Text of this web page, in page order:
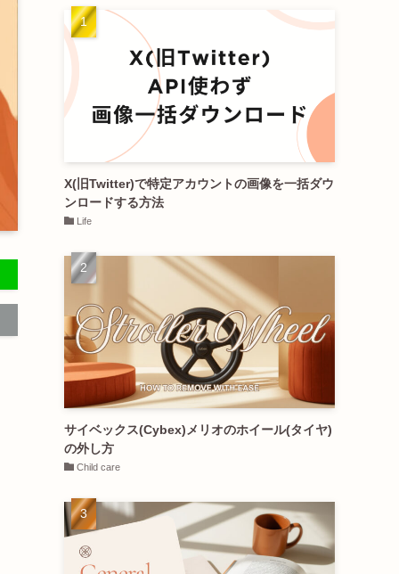
X(旧Twitter)で特定アカウントの画像を一括ダウ
ンロードする方法
Life
サイベックス(Cybex)メリオのホイール(タイヤ)
の外し方
Child care